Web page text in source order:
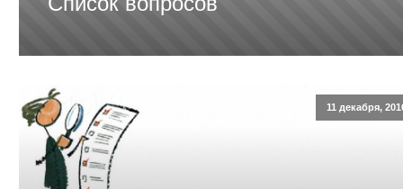
11 декабря,